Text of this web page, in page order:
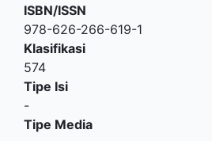
ISBN/ISSN
978-626-266-619-1
Klasifikasi
574
Tipe Isi
-
Tipe Media